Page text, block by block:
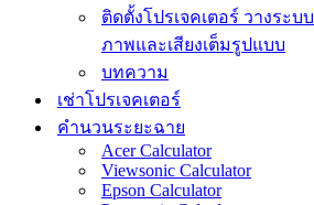
ติดตั้งโปรเจคเตอร์ วางระบบ
ภาพและเสียงเต็มรูปแบบ
บทความ
เช่าโปรเจคเตอร์
คำนวนระยะฉาย
Acer Calculator
Viewsonic Calculator
Epson Calculator